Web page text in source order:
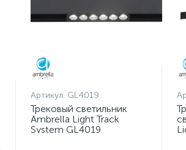
Артикул: GL4019
Трековый светильник
Ambrella Light Track
System GL4019